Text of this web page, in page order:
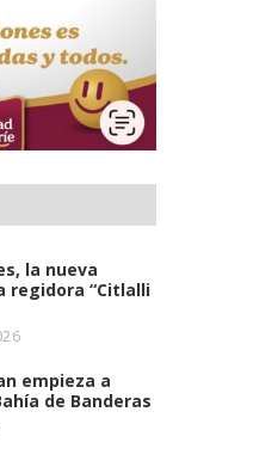
la nueva
regidora “Citlalli
empieza a
de Banderas